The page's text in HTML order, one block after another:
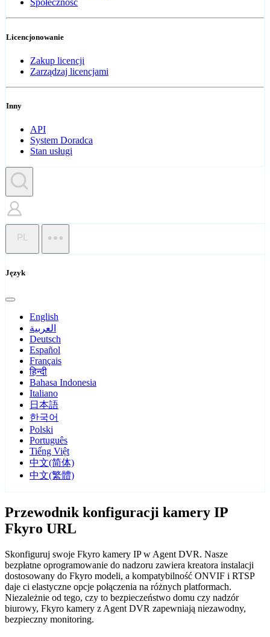
Społeczność
Licencjonowanie
Zakup licencji
Zarządzaj licencjami
Inny
API
System Doradca
Stan usługi
PL
Język
English
العربية
Deutsch
Español
Français
हिन्दी
Bahasa Indonesia
Italiano
日本語
한국어
Polski
Português
Tiếng Việt
中文(简体)
中文(繁體)
Przewodnik konfiguracji kamery IP
Fkyro URL
Skonfiguruj swoje Fkyro kamery IP w Agent DVR. Nasze
bezpłatne oprogramowanie do nadzoru zawiera kreatora instalacji
dostosowany do Fkyro modeli, a kompatybilność ONVIF i RTSP
daje ci elastyczne opcje połączenia na różnych platformach.
Niezależnie od tego, czy to bezpieczeństwo domu czy nadzór
biurowy, Fkyro kamery z Agent DVR zapewniają niezawodny,
bezpieczny monitoring.